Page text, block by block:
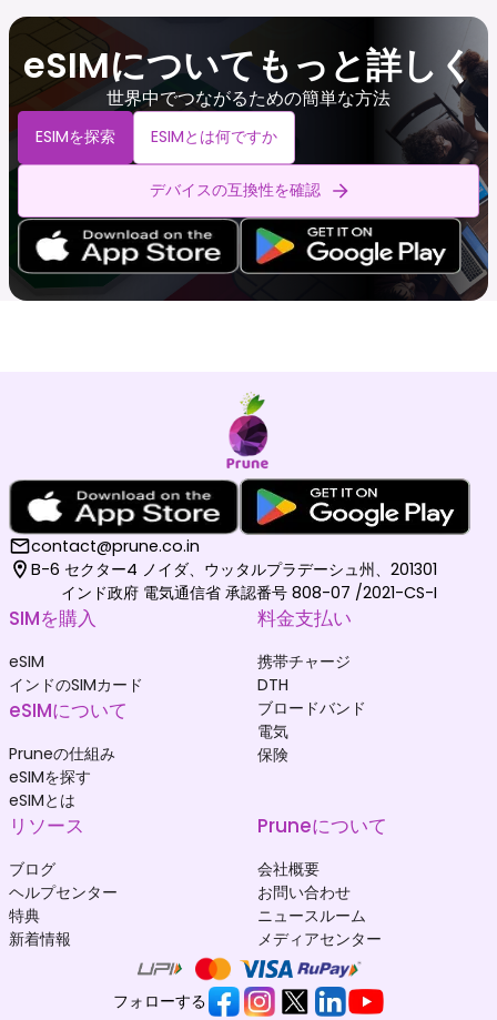
eSIMについてもっと詳しく
世界中でつながるための簡単な方法
ESIMを探索 ESIMとは何ですか
デバイスの互換性を確認
contact@prune.co.in
B-6 セクター4 ノイダ、ウッタルプラデーシュ州、201301
インド政府 電気通信省 承認番号 808-07 /2021-CS-I
SIMを購入
eSIM
インドのSIMカード
eSIMについて
Pruneの仕組み
eSIMを探す
eSIMとは
料金支払い
携帯チャージ
DTH
ブロードバンド
電気
保険
リソース
ブログ
ヘルプセンター
特典
新着情報
Pruneについて
会社概要
お問い合わせ
ニュースルーム
メディアセンター
フォローする